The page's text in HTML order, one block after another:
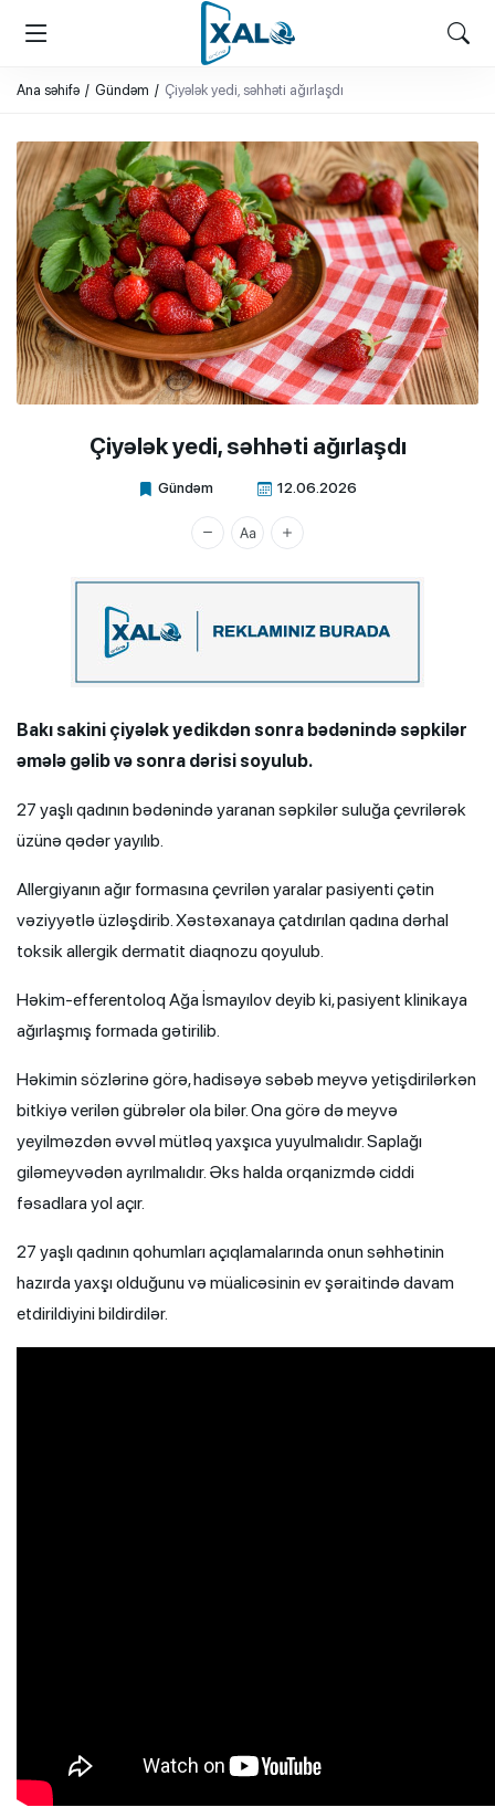
XALQ.ONLINE
ONLAYN PLATFORMA
Ana səhifə Gündəm Çiyələk yedi, səhhəti ağırlaşdı
Çiyələk yedi, səhhəti ağırlaşdı
Gündəm 12.06.2026
Xalq.Online
Bakı sakini çiyələk yedikdən sonra bədənində səpkilər
əmələ gəlib və sonra dərisi soyulub.
27 yaşlı qadının bədənində yaranan səpkilər suluğa çevrilərək
üzünə qədər yayılıb.
Allergiyanın ağır formasına çevrilən yaralar pasiyenti çətin
vəziyyətlə üzləşdirib. Xəstəxanaya çatdırılan qadına dərhal
toksik allergik dermatit diaqnozu qoyulub.
Həkim-efferentoloq Ağa İsmayılov deyib ki, pasiyent klinikaya
ağırlaşmış formada gətirilib.
Həkimin sözlərinə görə, hadisəyə səbəb meyvə yetişdirilərkən
bitkiyə verilən gübrələr ola bilər. Ona görə də meyvə
yeyilməzdən əvvəl mütləq yaxşıca yuyulmalıdır. Saplağı
giləmeyvədən ayrılmalıdır. Əks halda orqanizmdə ciddi
fəsadlara yol açır.
27 yaşlı qadının qohumları açıqlamalarında onun səhhətinin
hazırda yaxşı olduğunu və müalicəsinin ev şəraitində davam
etdirildiyini bildirdilər.